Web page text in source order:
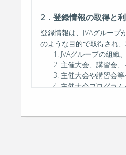
2．登録情報の取得と
登録情報は、JVAグルー
のような目的で取得され、
JVAグループの組織
主催大会、講習会
主催大会や講習会
主催大会プログラ
また、登録情報へのアク